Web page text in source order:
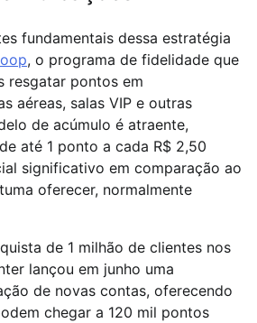
fundamentais dessa estratégia
, o programa de fidelidade que
resgatar pontos em
aéreas, salas VIP e outras
de acúmulo é atraente,
até 1 ponto a cada R$ 2,50
significativo em comparação ao
oferecer, normalmente
de 1 milhão de clientes nos
lançou em junho uma
de novas contas, oferecendo
chegar a 120 mil pontos